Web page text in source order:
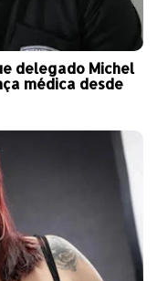
delegado Michel
médica desde